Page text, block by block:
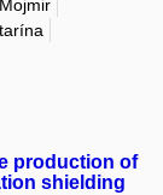
production of
shielding